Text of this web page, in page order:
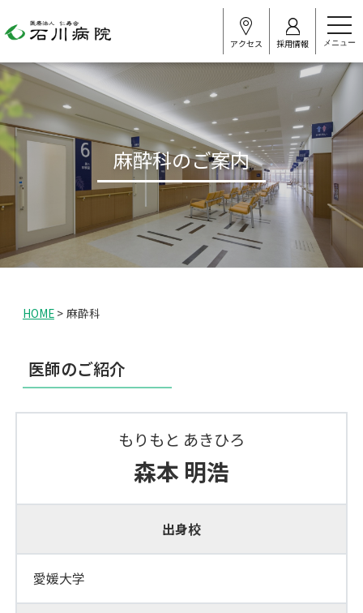
アクセス 採用情報
t
o
g
l
v
i
a
n
麻酔科のご案内
HOME > 麻酔科
医師のご紹介
もりもと あきひろ
森本 明浩
出身校
愛媛大学